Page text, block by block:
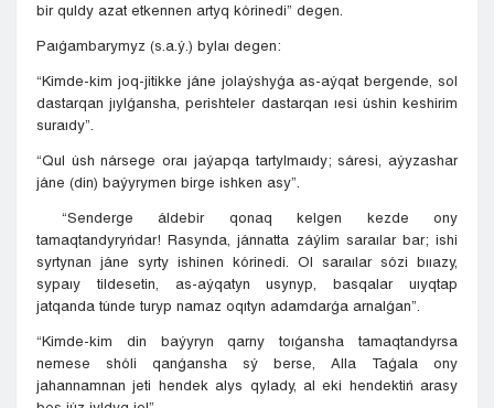
bir quldy azat etkennen artyq kórinedi” degen.
Paıǵambarymyz (s.a.ý.) bylaı degen:
“Kimde-kim joq-jitikke jáne jolaýshyǵa as-aýqat bergende, sol
dastarqan jıylǵansha, perishteler dastarqan ıesi úshin keshirim
suraıdy”.
“Qul úsh nársege oraı jaýapqa tartylmaıdy; sáresi, aýyzashar
jáne (din) baýyrymen birge ishken asy”.
“Senderge áldebir qonaq kelgen kezde ony
tamaqtandyryńdar! Rasynda, jánnatta záýlim saraılar bar; ishi
syrtynan jáne syrty ishinen kórinedi. Ol saraılar sózi bııazy,
sypaıy tildesetin, as-aýqatyn usynyp, basqalar uıyqtap
jatqanda túnde turyp namaz oqıtyn adamdarǵa arnalǵan”.
“Kimde-kim din baýyryn qarny toıǵansha tamaqtandyrsa
nemese shóli qanǵansha sý berse, Alla Taǵala ony
jahannamnan jeti hendek alys qylady, al eki hendektiń arasy